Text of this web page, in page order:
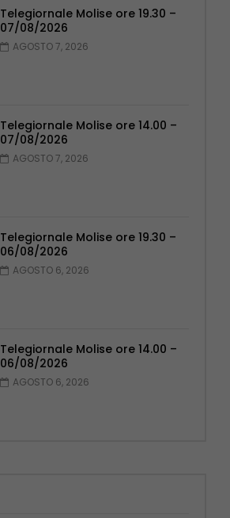
Telegiornale Molise ore 19.30 –
07/08/2026
AGOSTO 7, 2026
Telegiornale Molise ore 14.00 –
07/08/2026
AGOSTO 7, 2026
Telegiornale Molise ore 19.30 –
06/08/2026
AGOSTO 6, 2026
Telegiornale Molise ore 14.00 –
06/08/2026
AGOSTO 6, 2026